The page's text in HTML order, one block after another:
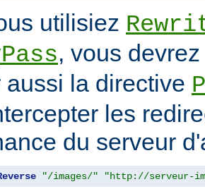
utilisiez
, vous
aussi la directive
les
du serveur
"/images/" "http://serveur-